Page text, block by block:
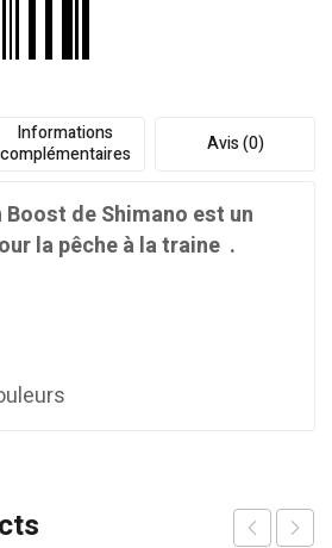
Informations
complémentaires
Avis (0)
de Shimano est un
la pêche à la traine .